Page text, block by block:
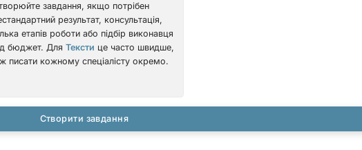
- отримаєтерезюме
кандидата.
завдання, якщо потрібен
результат, консультація,
етапів роботи або підбір виконавця
бюджет. Для Тексти це часто швидше,
писати кожному спеціалісту окремо.
Створити завдання